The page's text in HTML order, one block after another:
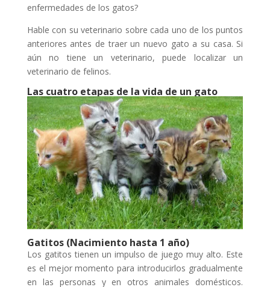
enfermedades de los gatos?
Hable con su veterinario sobre cada uno de los puntos
anteriores antes de traer un nuevo gato a su casa. Si
aún no tiene un veterinario, puede localizar un
veterinario de felinos.
Las cuatro etapas de la vida de un gato
Gatitos (Nacimiento hasta 1 año)
Los gatitos tienen un impulso de juego muy alto. Este
es el mejor momento para introducirlos gradualmente
en las personas y en otros animales domésticos.